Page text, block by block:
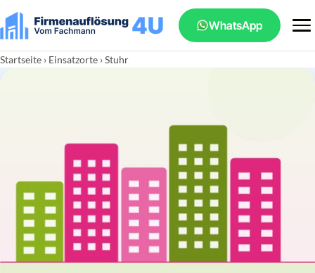
WhatsApp
Startseite › Einsatzorte › Stuhr